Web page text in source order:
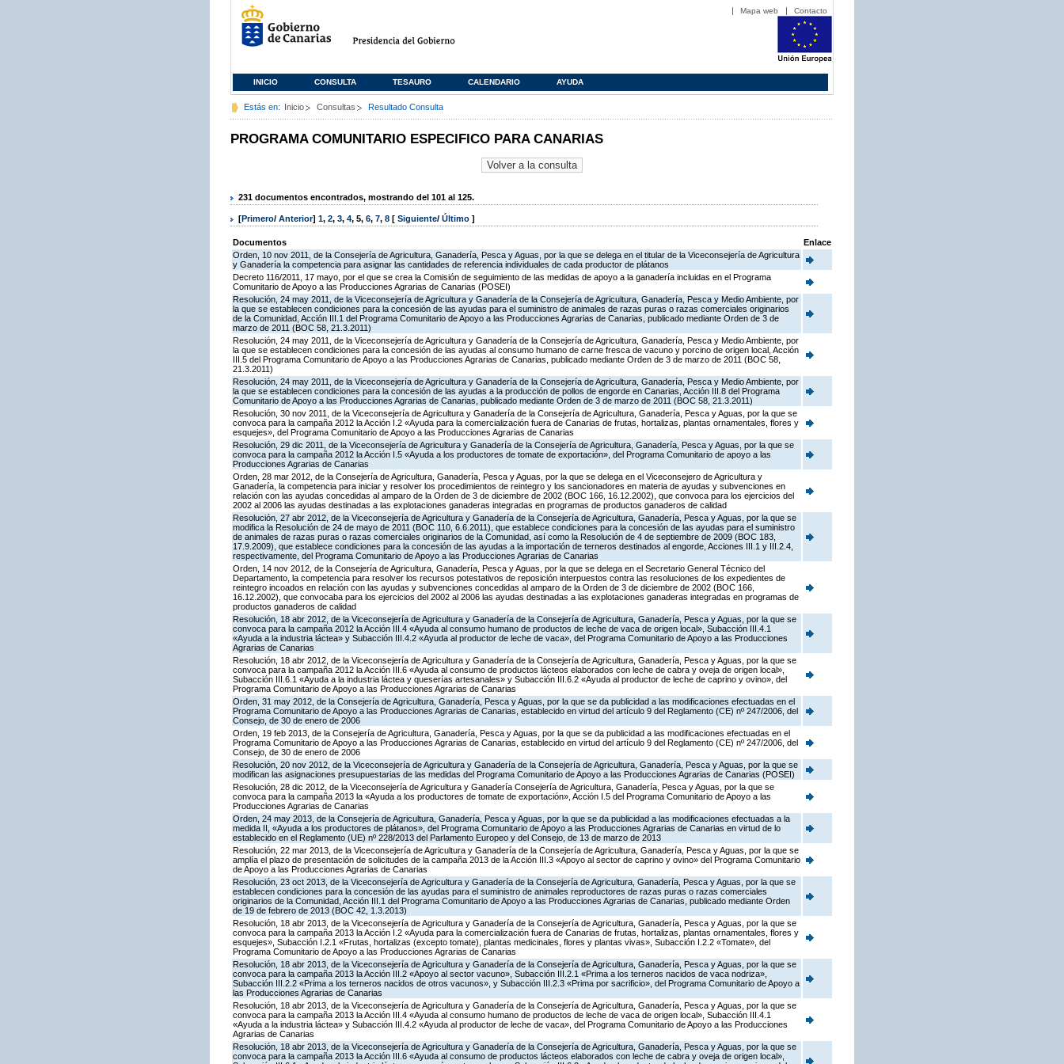
Mapa web Contacto
INICIO CONSULTA TESAURO CALENDARIO AYUDA
Estás en: Inicio Consultas Resultado Consulta
PROGRAMA COMUNITARIO ESPECIFICO PARA CANARIAS
231 documentos encontrados, mostrando del 101 al 125.
[Primero/ Anterior] 1, 2, 3, 4, 5, 6, 7, 8 [ Siguiente/ Último ]
Documentos
Enlace
Orden, 10 nov 2011, de la Consejería de Agricultura, Ganadería, Pesca y Aguas, por la que se delega en el titular de la Viceconsejería de Agricultura
y Ganadería la competencia para asignar las cantidades de referencia individuales de cada productor de plátanos
Decreto 116/2011, 17 mayo, por el que se crea la Comisión de seguimiento de las medidas de apoyo a la ganadería incluidas en el Programa
Comunitario de Apoyo a las Producciones Agrarias de Canarias (POSEI)
Resolución, 24 may 2011, de la Viceconsejería de Agricultura y Ganadería de la Consejería de Agricultura, Ganadería, Pesca y Medio Ambiente, por
la que se establecen condiciones para la concesión de las ayudas para el suministro de animales de razas puras o razas comerciales originarios
de la Comunidad, Acción III.1 del Programa Comunitario de Apoyo a las Producciones Agrarias de Canarias, publicado mediante Orden de 3 de
marzo de 2011 (BOC 58, 21.3.2011)
Resolución, 24 may 2011, de la Viceconsejería de Agricultura y Ganadería de la Consejería de Agricultura, Ganadería, Pesca y Medio Ambiente, por
la que se establecen condiciones para la concesión de las ayudas al consumo humano de carne fresca de vacuno y porcino de origen local, Acción
III.5 del Programa Comunitario de Apoyo a las Producciones Agrarias de Canarias, publicado mediante Orden de 3 de marzo de 2011 (BOC 58,
21.3.2011)
Resolución, 24 may 2011, de la Viceconsejería de Agricultura y Ganadería de la Consejería de Agricultura, Ganadería, Pesca y Medio Ambiente, por
la que se establecen condiciones para la concesión de las ayudas a la producción de pollos de engorde en Canarias, Acción III.8 del Programa
Comunitario de Apoyo a las Producciones Agrarias de Canarias, publicado mediante Orden de 3 de marzo de 2011 (BOC 58, 21.3.2011)
Resolución, 30 nov 2011, de la Viceconsejería de Agricultura y Ganadería de la Consejería de Agricultura, Ganadería, Pesca y Aguas, por la que se
convoca para la campaña 2012 la Acción I.2 «Ayuda para la comercialización fuera de Canarias de frutas, hortalizas, plantas ornamentales, flores y
esquejes», del Programa Comunitario de Apoyo a las Producciones Agrarias de Canarias
Resolución, 29 dic 2011, de la Viceconsejería de Agricultura y Ganadería de la Consejería de Agricultura, Ganadería, Pesca y Aguas, por la que se
convoca para la campaña 2012 la Acción I.5 «Ayuda a los productores de tomate de exportación», del Programa Comunitario de apoyo a las
Producciones Agrarias de Canarias
Orden, 28 mar 2012, de la Consejería de Agricultura, Ganadería, Pesca y Aguas, por la que se delega en el Viceconsejero de Agricultura y
Ganadería, la competencia para iniciar y resolver los procedimientos de reintegro y los sancionadores en materia de ayudas y subvenciones en
relación con las ayudas concedidas al amparo de la Orden de 3 de diciembre de 2002 (BOC 166, 16.12.2002), que convoca para los ejercicios del
2002 al 2006 las ayudas destinadas a las explotaciones ganaderas integradas en programas de productos ganaderos de calidad
Resolución, 27 abr 2012, de la Viceconsejería de Agricultura y Ganadería de la Consejería de Agricultura, Ganadería, Pesca y Aguas, por la que se
modifica la Resolución de 24 de mayo de 2011 (BOC 110, 6.6.2011), que establece condiciones para la concesión de las ayudas para el suministro
de animales de razas puras o razas comerciales originarios de la Comunidad, así como la Resolución de 4 de septiembre de 2009 (BOC 183,
17.9.2009), que establece condiciones para la concesión de las ayudas a la importación de terneros destinados al engorde, Acciones III.1 y III.2.4,
respectivamente, del Programa Comunitario de Apoyo a las Producciones Agrarias de Canarias
Orden, 14 nov 2012, de la Consejería de Agricultura, Ganadería, Pesca y Aguas, por la que se delega en el Secretario General Técnico del
Departamento, la competencia para resolver los recursos potestativos de reposición interpuestos contra las resoluciones de los expedientes de
reintegro incoados en relación con las ayudas y subvenciones concedidas al amparo de la Orden de 3 de diciembre de 2002 (BOC 166,
16.12.2002), que convocaba para los ejercicios del 2002 al 2006 las ayudas destinadas a las explotaciones ganaderas integradas en programas de
productos ganaderos de calidad
Resolución, 18 abr 2012, de la Viceconsejería de Agricultura y Ganadería de la Consejería de Agricultura, Ganadería, Pesca y Aguas, por la que se
convoca para la campaña 2012 la Acción III.4 «Ayuda al consumo humano de productos de leche de vaca de origen local», Subacción III.4.1
«Ayuda a la industria láctea» y Subacción III.4.2 «Ayuda al productor de leche de vaca», del Programa Comunitario de Apoyo a las Producciones
Agrarias de Canarias
Resolución, 18 abr 2012, de la Viceconsejería de Agricultura y Ganadería de la Consejería de Agricultura, Ganadería, Pesca y Aguas, por la que se
convoca para la campaña 2012 la Acción III.6 «Ayuda al consumo de productos lácteos elaborados con leche de cabra y oveja de origen local»,
Subacción III.6.1 «Ayuda a la industria láctea y queserías artesanales» y Subacción III.6.2 «Ayuda al productor de leche de caprino y ovino», del
Programa Comunitario de Apoyo a las Producciones Agrarias de Canarias
Orden, 31 may 2012, de la Consejería de Agricultura, Ganadería, Pesca y Aguas, por la que se da publicidad a las modificaciones efectuadas en el
Programa Comunitario de Apoyo a las Producciones Agrarias de Canarias, establecido en virtud del artículo 9 del Reglamento (CE) nº 247/2006, del
Consejo, de 30 de enero de 2006
Orden, 19 feb 2013, de la Consejería de Agricultura, Ganadería, Pesca y Aguas, por la que se da publicidad a las modificaciones efectuadas en el
Programa Comunitario de Apoyo a las Producciones Agrarias de Canarias, establecido en virtud del artículo 9 del Reglamento (CE) nº 247/2006, del
Consejo, de 30 de enero de 2006
Resolución, 20 nov 2012, de la Viceconsejería de Agricultura y Ganadería de la Consejería de Agricultura, Ganadería, Pesca y Aguas, por la que se
modifican las asignaciones presupuestarias de las medidas del Programa Comunitario de Apoyo a las Producciones Agrarias de Canarias (POSEI)
Resolución, 28 dic 2012, de la Viceconsejería de Agricultura y Ganadería Consejería de Agricultura, Ganadería, Pesca y Aguas, por la que se
convoca para la campaña 2013 la «Ayuda a los productores de tomate de exportación», Acción I.5 del Programa Comunitario de Apoyo a las
Producciones Agrarias de Canarias
Orden, 24 may 2013, de la Consejería de Agricultura, Ganadería, Pesca y Aguas, por la que se da publicidad a las modificaciones efectuadas a la
medida II, «Ayuda a los productores de plátanos», del Programa Comunitario de Apoyo a las Producciones Agrarias de Canarias en virtud de lo
establecido en el Reglamento (UE) nº 228/2013 del Parlamento Europeo y del Consejo, de 13 de marzo de 2013
Resolución, 22 mar 2013, de la Viceconsejería de Agricultura y Ganadería de la Consejería de Agricultura, Ganadería, Pesca y Aguas, por la que se
amplía el plazo de presentación de solicitudes de la campaña 2013 de la Acción III.3 «Apoyo al sector de caprino y ovino» del Programa Comunitario
de Apoyo a las Producciones Agrarias de Canarias
Resolución, 23 oct 2013, de la Viceconsejería de Agricultura y Ganadería de la Consejería de Agricultura, Ganadería, Pesca y Aguas, por la que se
establecen condiciones para la concesión de las ayudas para el suministro de animales reproductores de razas puras o razas comerciales
originarios de la Comunidad, Acción III.1 del Programa Comunitario de Apoyo a las Producciones Agrarias de Canarias, publicado mediante Orden
de 19 de febrero de 2013 (BOC 42, 1.3.2013)
Resolución, 18 abr 2013, de la Viceconsejería de Agricultura y Ganadería de la Consejería de Agricultura, Ganadería, Pesca y Aguas, por la que se
convoca para la campaña 2013 la Acción I.2 «Ayuda para la comercialización fuera de Canarias de frutas, hortalizas, plantas ornamentales, flores y
esquejes», Subacción I.2.1 «Frutas, hortalizas (excepto tomate), plantas medicinales, flores y plantas vivas», Subacción I.2.2 «Tomate», del
Programa Comunitario de Apoyo a las Producciones Agrarias de Canarias
Resolución, 18 abr 2013, de la Viceconsejería de Agricultura y Ganadería de la Consejería de Agricultura, Ganadería, Pesca y Aguas, por la que se
convoca para la campaña 2013 la Acción III.2 «Apoyo al sector vacuno», Subacción III.2.1 «Prima a los terneros nacidos de vaca nodriza»,
Subacción III.2.2 «Prima a los terneros nacidos de otros vacunos», y Subacción III.2.3 «Prima por sacrificio», del Programa Comunitario de Apoyo a
las Producciones Agrarias de Canarias
Resolución, 18 abr 2013, de la Viceconsejería de Agricultura y Ganadería de la Consejería de Agricultura, Ganadería, Pesca y Aguas, por la que se
convoca para la campaña 2013 la Acción III.4 «Ayuda al consumo humano de productos de leche de vaca de origen local», Subacción III.4.1
«Ayuda a la industria láctea» y Subacción III.4.2 «Ayuda al productor de leche de vaca», del Programa Comunitario de Apoyo a las Producciones
Agrarias de Canarias
Resolución, 18 abr 2013, de la Viceconsejería de Agricultura y Ganadería de la Consejería de Agricultura, Ganadería, Pesca y Aguas, por la que se
convoca para la campaña 2013 la Acción III.6 «Ayuda al consumo de productos lácteos elaborados con leche de cabra y oveja de origen local»,